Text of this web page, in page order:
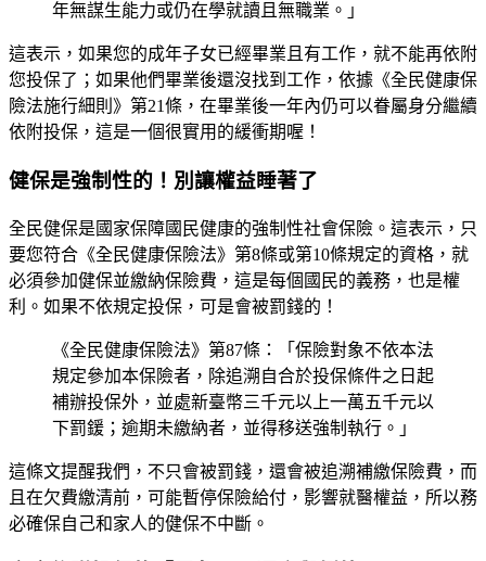
年無謀生能力或仍在學就讀且無職業。」
這表示，如果您的成年子女已經畢業且有工作，就不能再依附
您投保了；如果他們畢業後還沒找到工作，依據《全民健康保
險法施行細則》第21條，在畢業後一年內仍可以眷屬身分繼續
依附投保，這是一個很實用的緩衝期喔！
健保是強制性的！別讓權益睡著了
全民健保是國家保障國民健康的強制性社會保險。這表示，只
要您符合《全民健康保險法》第8條或第10條規定的資格，就
必須參加健保並繳納保險費，這是每個國民的義務，也是權
利。如果不依規定投保，可是會被罰錢的！
《全民健康保險法》第87條：「保險對象不依本法
規定參加本保險者，除追溯自合於投保條件之日起
補辦投保外，並處新臺幣三千元以上一萬五千元以
下罰鍰；逾期未繳納者，並得移送強制執行。」
這條文提醒我們，不只會被罰錢，還會被追溯補繳保險費，而
且在欠費繳清前，可能暫停保險給付，影響就醫權益，所以務
必確保自己和家人的健保不中斷。